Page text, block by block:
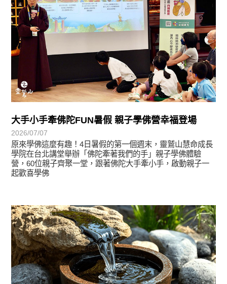
大手小手牽佛陀FUN暑假 親子學佛營幸福登場
2026/07/07
原來學佛這麼有趣！4日暑假的第一個週末，靈鷲山慧命成長
學院在台北講堂舉辦「佛陀牽著我們的手」親子學佛體驗
營，60位親子齊聚一堂，跟著佛陀大手牽小手，啟動親子一
起歡喜學佛
學習分享